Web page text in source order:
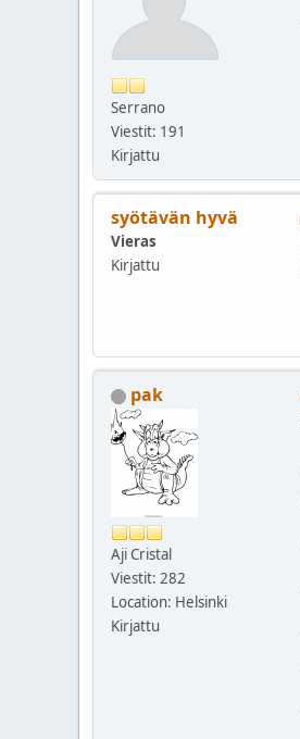
Serrano
Viestit: 191
Kirjattu
syötävän hyvä
Vieras
Kirjattu
pak
Aji Cristal
Viestit: 282
Location: Helsinki
Kirjattu